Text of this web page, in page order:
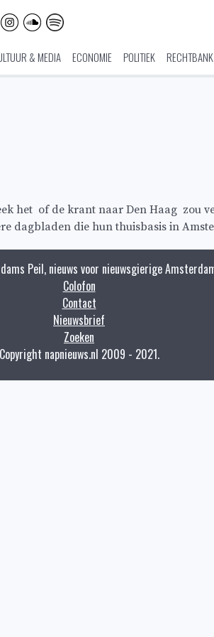
& MEDIA ECONOMIE POLITIEK RECHTBANK
het of de krant naar Den Haag zou
dagbladen die hun thuisbasis in
Peil, nieuws voor nieuwsgierige
Colofon
Contact
Nieuwsbrief
Zoeken
Copyright napnieuws.nl 2009 - 2021.